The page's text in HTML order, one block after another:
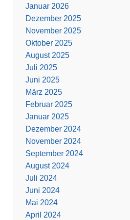
Januar 2026
Dezember 2025
November 2025
Oktober 2025
August 2025
Juli 2025
Juni 2025
März 2025
Februar 2025
Januar 2025
Dezember 2024
November 2024
September 2024
August 2024
Juli 2024
Juni 2024
Mai 2024
April 2024